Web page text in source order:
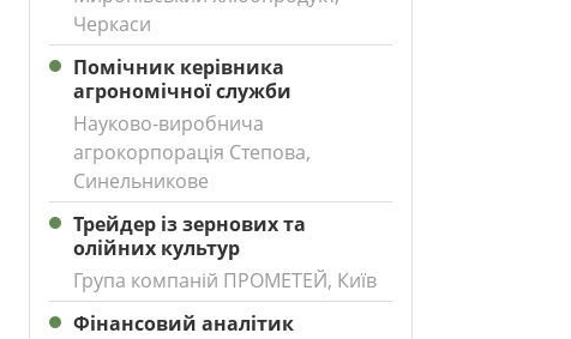
Черкаси
Помічник керівника
агрономічної служби
Науково-виробнича
агрокорпорація Степова,
Синельникове
Трейдер із зернових та
олійних культур
Група компаній ПРОМЕТЕЙ, Київ
Фінансовий аналітик